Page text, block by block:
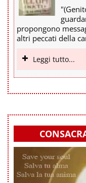
propongono
altri peccati della
Leggi tutto...